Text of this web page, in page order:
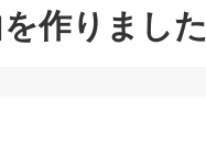
作りました